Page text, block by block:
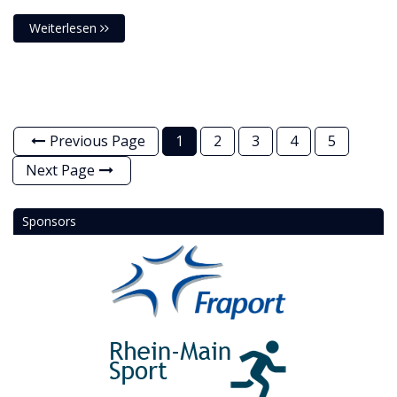
Weiterlesen
Previous Page 1 2 3 4
5
Next Page
Sponsors